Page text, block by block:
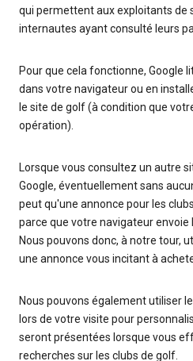
qui permettent aux exploitants de
internautes ayant consulté leurs
Pour que cela fonctionne, Google
dans votre navigateur ou en
le site de golf (à condition que
opération).
Lorsque vous consultez un autre
Google, éventuellement sans
peut qu'une annonce pour les
parce que votre navigateur envoie
Nous pouvons donc, à notre tour,
une annonce vous incitant à
Nous pouvons également utiliser
lors de votre visite pour
seront présentées lorsque vous
recherches sur les clubs de golf.